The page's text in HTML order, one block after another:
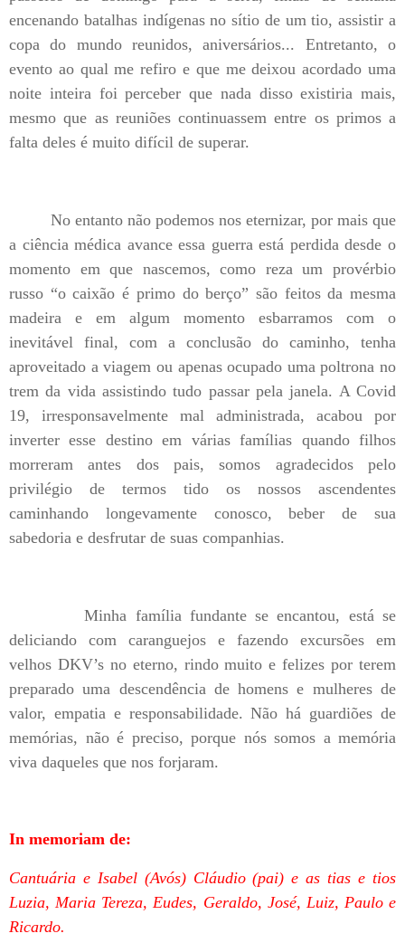
encenando batalhas indígenas no sítio de um tio, assistir a
copa do mundo reunidos, aniversários... Entretanto, o
evento ao qual me refiro e que me deixou acordado uma
noite inteira foi perceber que nada disso existiria mais,
mesmo que as reuniões continuassem entre os primos a
falta deles é muito difícil de superar.
No entanto não podemos nos eternizar, por mais que
a ciência médica avance essa guerra está perdida desde o
momento em que nascemos, como reza um provérbio
russo “o caixão é primo do berço” são feitos da mesma
madeira e em algum momento esbarramos com o
inevitável final, com a conclusão do caminho, tenha
aproveitado a viagem ou apenas ocupado uma poltrona no
trem da vida assistindo tudo passar pela janela. A Covid
19, irresponsavelmente mal administrada, acabou por
inverter esse destino em várias famílias quando filhos
morreram antes dos pais, somos agradecidos pelo
privilégio de termos tido os nossos ascendentes
caminhando longevamente conosco, beber de sua
sabedoria e desfrutar de suas companhias.
Minha família fundante se encantou, está se
deliciando com caranguejos e fazendo excursões em
velhos DKV’s no eterno, rindo muito e felizes por terem
preparado uma descendência de homens e mulheres de
valor, empatia e responsabilidade. Não há guardiões de
memórias, não é preciso, porque nós somos a memória
viva daqueles que nos forjaram.
In memoriam de:
Cantuária e Isabel (Avós) Cláudio (pai) e as tias e tios
Luzia, Maria Tereza, Eudes, Geraldo, José, Luiz, Paulo e
Ricardo.